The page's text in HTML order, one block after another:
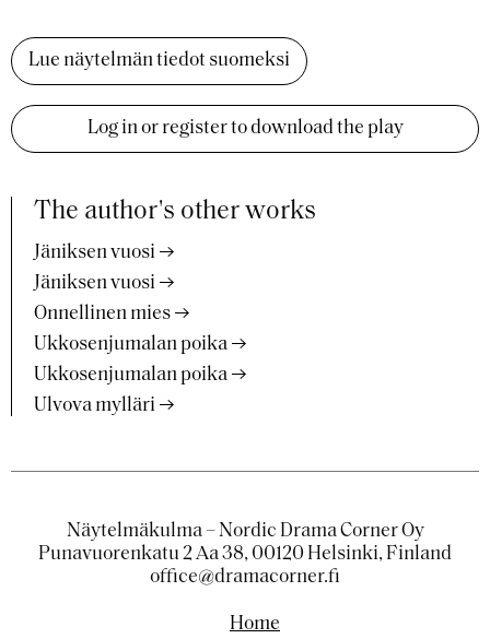
Lue näytelmän tiedot suomeksi
Log in or register to download the play
The author's other works
Jäniksen vuosi
Jäniksen vuosi
Onnellinen mies
Ukkosenjumalan poika
Ukkosenjumalan poika
Ulvova mylläri
Näytelmäkulma – Nordic Drama Corner Oy
Punavuorenkatu 2 Aa 38, 00120 Helsinki, Finland
office@dramacorner.fi
Home